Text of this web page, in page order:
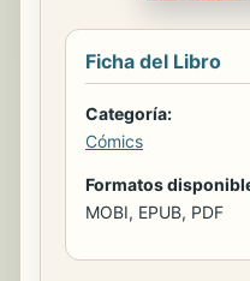
Ficha del Libro
Categoría:
Cómics
Formatos
MOBI, EPUB, PDF